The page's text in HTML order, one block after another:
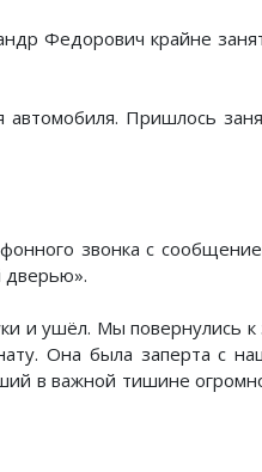
Федорович крайне
Пришлось
звонка с
дверью».
и ушёл. Мы повернулись к
Она была заперта с
в важной тишине